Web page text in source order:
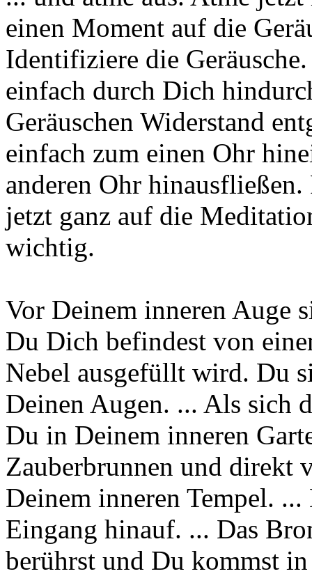
einen Moment auf die
Identifiziere die
einfach durch Dich
Geräuschen Widerstand
einfach zum einen Ohr
anderen Ohr
jetzt ganz auf die
wichtig.
Vor Deinem inneren Auge
Du Dich befindest von
Nebel ausgefüllt wird. Du
Deinen Augen. ... Als sich
Du in Deinem inneren
Zauberbrunnen und direkt
Deinem inneren Tempel.
Eingang hinauf. ... Das
berührst und Du kommst